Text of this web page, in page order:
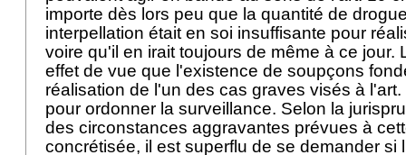
importe dès lors peu que la quantité de
interpellation était en soi insuffisante pour
voire qu'il en irait toujours de même à ce jour.
effet de vue que l'existence de soupçons
réalisation de l'un des cas graves visés à l'art.
pour ordonner la surveillance. Selon la
des circonstances aggravantes prévues à
concrétisée, il est superflu de se demander si